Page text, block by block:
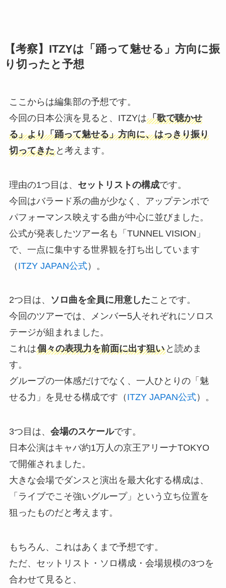
【考察】ITZYは「踊って魅せる」方向に振
り切ったと予想
ここからは編集部の予想です。
今回の日本公演を見ると、ITZYは「歌で聴かせ
る」より「踊って魅せる」方向に、はっきり振り
切ってきたと考えます。
理由の1つ目は、 セットリストの構成です。
今回はバラード系の曲が少なく、アップテンポで
パフォーマンス映えする曲が中心に並びました。
公式が発表したツアー名も「TUNNEL VISION」
で、一点に集中する世界観を打ち出しています
（ ITZY JAPAN公式）。
2つ目は、 ソロ曲を全員に用意したことです。
今回のツアーでは、メンバー5人それぞれにソロス
テージが組まれました。
これは個々の表現力を前面に出す狙いと読めま
す。
グループの一体感だけでなく、一人ひとりの「魅
せる力」を見せる構成です（ ITZY JAPAN公式）。
3つ目は、 会場のスケールです。
日本公演はキャパ約1万人の京王アリーナTOKYO
で開催されました。
大きな会場でダンスと演出を最大化する構成は、
「ライブでこそ強いグループ」という立ち位置を
狙ったものだと考えます。
もちろん、これはあくまで予想です。
ただ、セットリスト・ソロ構成・会場規模の3つを
合わせて見ると、